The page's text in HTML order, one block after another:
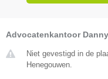
Advocatenkantoor
Niet gevestigd in de
Henegouwen.